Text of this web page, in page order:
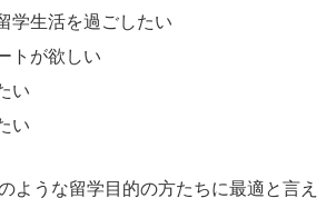
学生活を過ごしたい
トが欲しい
い
い
ような留学目的の方たちに最適と言え